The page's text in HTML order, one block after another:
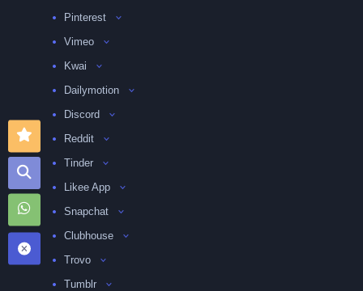
Pinterest
Vimeo
Kwai
Dailymotion
Discord
Reddit
Tinder
Likee App
Snapchat
Clubhouse
Trovo
Tumblr